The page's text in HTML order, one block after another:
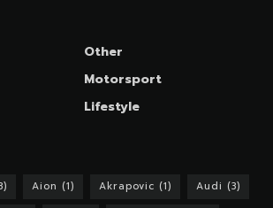
Other
Motorsport
Lifestyle
Aion (1) Akrapovic (1) Audi (3)